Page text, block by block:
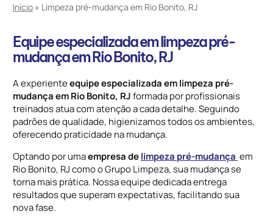
Início » Limpeza pré-mudança em Rio Bonito, RJ
Equipe especializada em limpeza pré-
mudança em Rio Bonito, RJ
A experienteequipe especializada em limpeza pré-
mudança em Rio Bonito, RJformada por profissionais
treinados atua com atenção a cada detalhe. Seguindo
padrões de qualidade, higienizamos todos os ambientes,
oferecendo praticidade na mudança.
Optando por umaempresa delimpeza pré-mudança em
Rio Bonito, RJ como o Grupo Limpeza, sua mudança se
torna mais prática. Nossa equipe dedicada entrega
resultados que superam expectativas, facilitando sua
nova fase.